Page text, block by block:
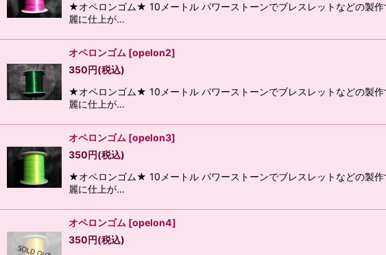
★オペロンゴム★ 10メートル パワーストーンでブレスレットなどの製
麗に仕上が…
オペロンゴム [opelon2]
350円(税込)
★オペロンゴム★ 10メートル パワーストーンでブレスレットなどの製
麗に仕上が…
オペロンゴム [opelon3]
350円(税込)
★オペロンゴム★ 10メートル パワーストーンでブレスレットなどの製
麗に仕上が…
オペロンゴム [opelon4]
350円(税込)